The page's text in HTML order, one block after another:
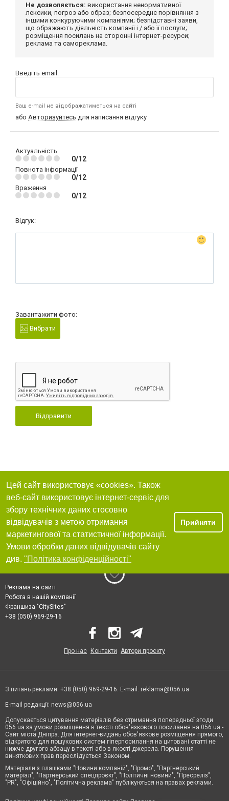
Не дозволяється: використання ненормативної
лексики, погроз або образ; безпосереднє порівняння з
іншими конкуруючими компаніями; безпідставні заяви,
що ображають діяльність компанії і / або її послуги;
розміщення посилань на сторонні інтернет-ресурси;
реклама та самореклама.
Введіть email:
Ваш e-mail не відображатиметься на сайті
або Авторизуйтесь для написання відгуку
Актуальність
0/12
Повнота інформації
0/12
Враження
0/12
Відгук:
Завантажити фото:
Вибрати
Відправити
Цей сайт використовує «cookies». Також
веб-сайт використовує інтернет-сервіс для
збору технічних даних стосовно
відвідувачів з метою отримання
маркетингової та статистичної інформації.
Умови обробки даних відвідувачів сайту
див. "Політика конфіденційності"
Прийняти
Реклама на сайті
Робота в нашій компанії
Франшиза "CitySites"
+38 (050) 969-29-16
Про нас Контакти Автори проєкту
З питань реклами: +38 (050) 969-29-16. E-mail: reklama@056.ua
E-mail редакції: news@056.ua
Допускається цитування матеріалів без отримання попередньої згоди
056.ua за умови розміщення в тексті обов'язкового посилання на 056.ua -
Сайт міста Дніпра. Для інтернет-видань обов'язкове розміщення прямого,
відкритого для пошукових систем гіперпосилання на цитовані статті не
нижче другого абзацу в тексті або в якості джерела. Порушення
виняткових прав переслідується Законом.
Матеріали з плашками "Новини компаній", "Промо", "Партнерський
матеріал", "Партнерський спецпроєкт", "Політичні новини", "Пресреліз",
"PR", "Офіційно", "Політична реклама" публікуються на правах реклами.